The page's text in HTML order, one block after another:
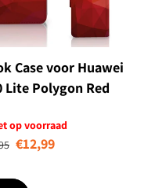
Case voor Huawei
Lite Polygon Red
op voorraad
prijs€12,99